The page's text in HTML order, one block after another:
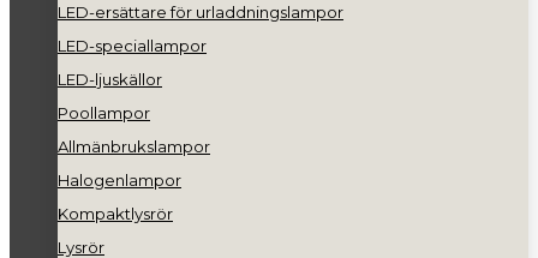
LED-ersättare för urladdningslampor
LED-speciallampor
LED-ljuskällor
Poollampor
Allmänbrukslampor
Halogenlampor
Kompaktlysrör
Lysrör